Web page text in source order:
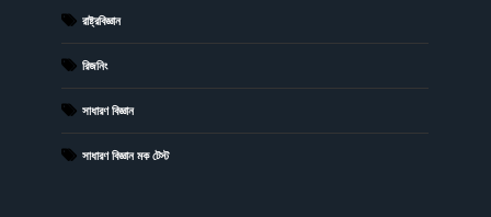
রাষ্ট্রবিজ্ঞান
রিজনিং
সাধারণ বিজ্ঞান
সাধারণ বিজ্ঞান মক টেস্ট